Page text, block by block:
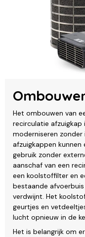
Het ombouwen van
recirculatie afzuigkap
moderniseren zonder
afzuigkappen
gebruik zonder
aanschaf van een
een koolstoffilter en
bestaande
verdwijnt. Het
geurtjes en
lucht opnieuw in de
Het is belangrijk om